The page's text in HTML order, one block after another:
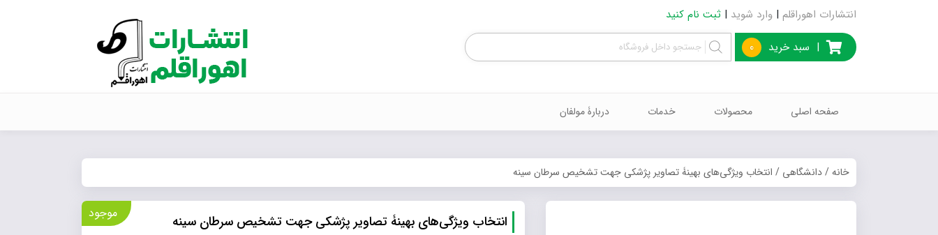
انتشارات اهوراقلم | وارد شوید | ثبت نام کنید
| سبد خرید 0
Products
search
صفحه اصلی محصولات خدمات دربارۀ مولفان
خانه/دانشگاهی / انتخاب ویژگی‌های بهینۀ تصاویر پژشکی جهت تشخیص سرطان سینه
موجود انتخاب ویژگی‌های بهینۀ تصاویر پژشکی جهت تشخیص سرطان سینه